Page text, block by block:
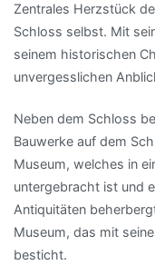
Zentrales Herzstück
Schloss selbst. Mit
seinem historischen
unvergesslichen
Neben dem Schloss
Bauwerke auf dem
Museum, welches in
untergebracht ist und
Antiquitäten
Museum, das mit
besticht.